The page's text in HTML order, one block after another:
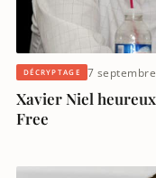
DÉCRYPTAGE 7
Xavier Niel
Free